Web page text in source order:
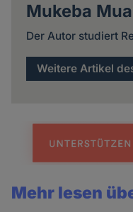
Mukeba
Der Autor studiert
Weitere Artikel
Mehr lesen